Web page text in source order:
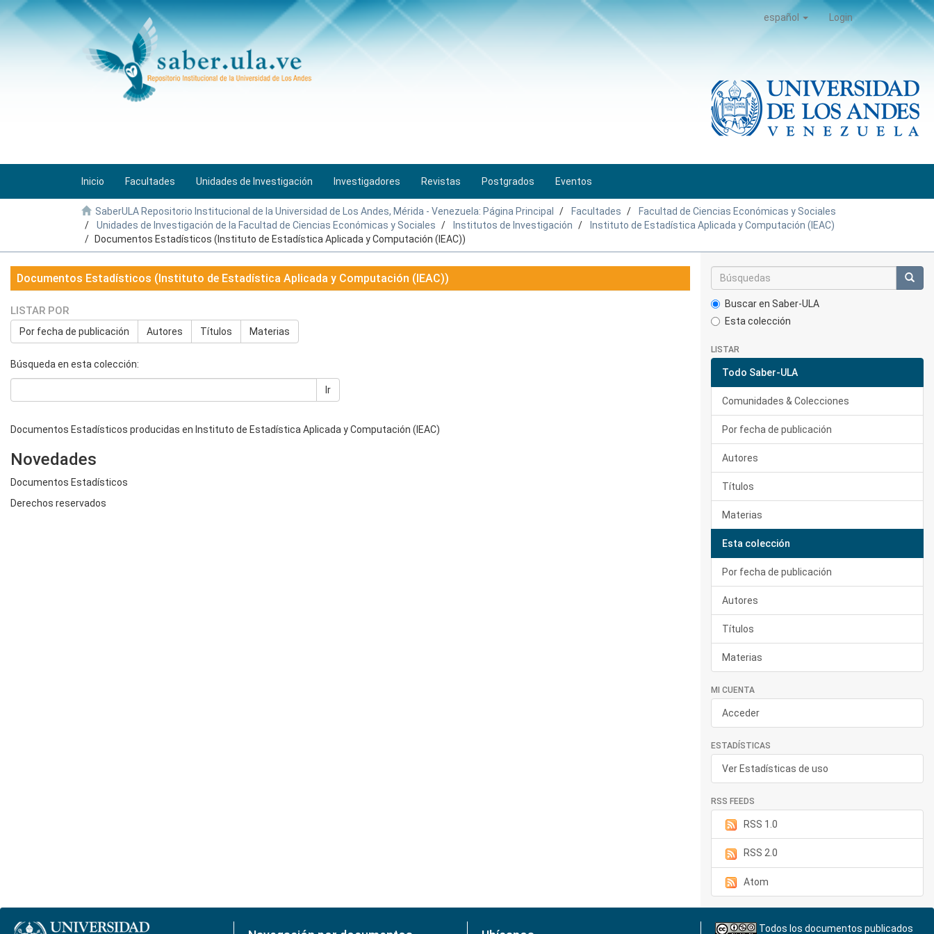
español Login
Inicio Facultades Unidades de Investigación Investigadores Revistas Postgrados Eventos
SaberULA Repositorio Institucional de la Universidad de Los Andes, Mérida - Venezuela: Página Principal Facultades
Facultad de Ciencias Económicas y Sociales
Unidades de Investigación de la Facultad de Ciencias Económicas y Sociales
Institutos de Investigación
Instituto de Estadística Aplicada y Computación (IEAC)
Documentos Estadísticos (Instituto de Estadística Aplicada y Computación (IEAC))
Documentos Estadísticos (Instituto de Estadística Aplicada y Computación (IEAC))
LISTAR POR
Por fecha de publicación Autores Títulos Materias
Búsqueda en esta colección:
Ir
Documentos Estadísticos producidas en Instituto de Estadística Aplicada y Computación (IEAC)
Novedades
Documentos Estadísticos
Derechos reservados
Buscar en Saber-ULA
Esta colección
LISTAR
Todo Saber-ULA
Comunidades & Colecciones
Por fecha de publicación
Autores
Títulos
Materias
Esta colección
Por fecha de publicación
Autores
Títulos
Materias
MI CUENTA
Acceder
ESTADÍSTICAS
Ver Estadísticas de uso
RSS FEEDS
RSS 1.0
RSS 2.0
Atom
Todos los documentos publicados